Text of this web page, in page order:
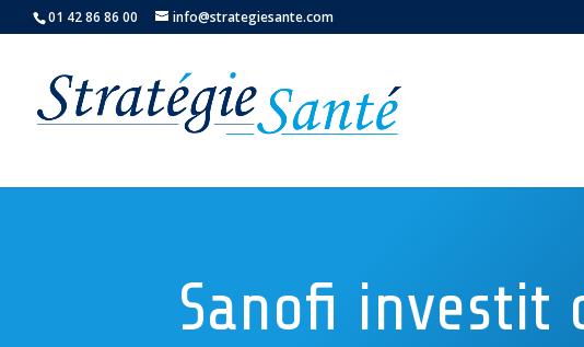
01 42 86 86 00 info@strategiesante.com
Sanofi investit